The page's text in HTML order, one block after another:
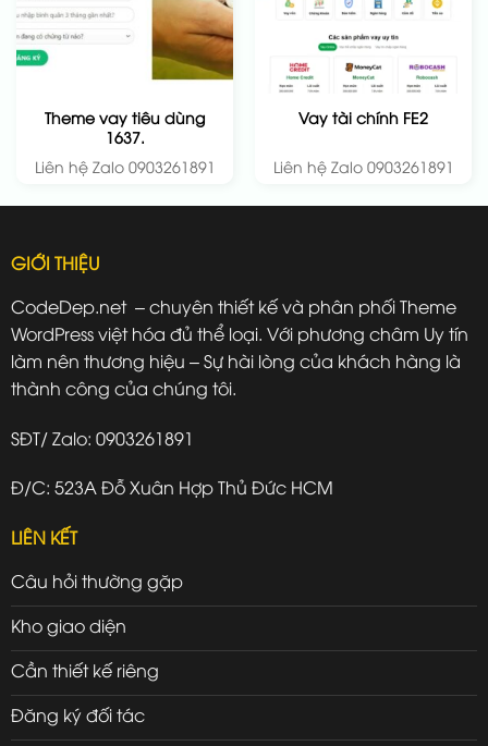
Theme vay tiêu dùng
1637.
Liên hệ Zalo 0903261891
Vay tài chính FE2
Liên hệ Zalo 0903261891
GIỚI THIỆU
CodeDep.net – chuyên thiết kế và phân phối Theme
WordPress việt hóa đủ thể loại. Với phương châm Uy tín
làm nên thương hiệu – Sự hài lòng của khách hàng là
thành công của chúng tôi.
SĐT/ Zalo: 0903261891
Đ/C: 523A Đỗ Xuân Hợp Thủ Đức HCM
LIÊN KẾT
Câu hỏi thường gặp
Kho giao diện
Cần thiết kế riêng
Đăng ký đối tác